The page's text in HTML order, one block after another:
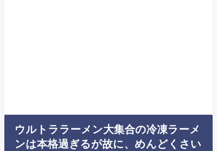
ウルトララーメン大集合の冷凍ラーメ
ンは本格過ぎるが故に、めんどくさい